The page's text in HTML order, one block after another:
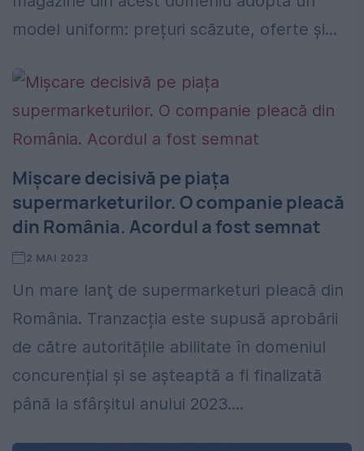
model uniform: prețuri scăzute, oferte și...
Mișcare decisivă pe piața
supermarketurilor. O companie pleacă
din România. Acordul a fost semnat
2 MAI 2023
Un mare lanţ de supermarketuri pleacă din
România. Tranzacția este supusă aprobării
de către autoritățile abilitate în domeniul
concurențial și se așteaptă a fi finalizată
până la sfârșitul anului 2023....